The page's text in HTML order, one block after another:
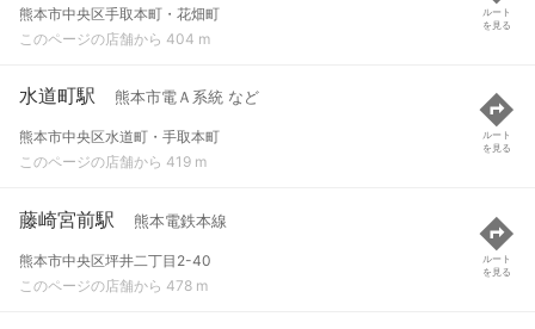
熊本市中央区手取本町・花畑町
このページの店舗から 404 m
ルート
を見る
水道町駅 熊本市電Ａ系統 など
熊本市中央区水道町・手取本町
このページの店舗から 419 m
ルート
を見る
藤崎宮前駅 熊本電鉄本線
熊本市中央区坪井二丁目2-40
このページの店舗から 478 m
ルート
を見る